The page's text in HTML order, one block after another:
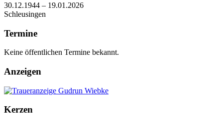
30.12.1944 – 19.01.2026
Schleusingen
Termine
Keine öffentlichen Termine bekannt.
Anzeigen
Kerzen